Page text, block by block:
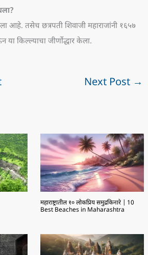
आहे. तसेच छत्रपती शिवाजी महाराजांनी १६५७
या किल्ल्याचा जीर्णोद्धार केला.
Next Post →
महाराष्ट्रातील १० लोकप्रिय समुद्रकिनारे | 10
Best Beaches in Maharashtra